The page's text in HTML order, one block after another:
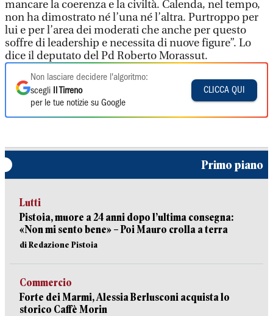
mancare la coerenza e la civiltà. Calenda, nel tempo,
non ha dimostrato né l’una né l’altra. Purtroppo per
lui e per l’area dei moderati che anche per questo
soffre di leadership e necessita di nuove figure”. Lo
dice il deputato del Pd Roberto Morassut.
Non lasciare decidere l'algoritmo:
scegli
Il Tirreno
per le tue notizie su Google
CLICCA QUI
Primo piano
Lutti
Pistoia, muore a 24 anni dopo l’ultima consegna:
«Non mi sento bene» – Poi Mauro crolla a terra
di Redazione Pistoia
Commercio
Forte dei Marmi, Alessia Berlusconi acquista lo
storico Caffè Morin